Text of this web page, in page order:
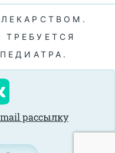
рассылку